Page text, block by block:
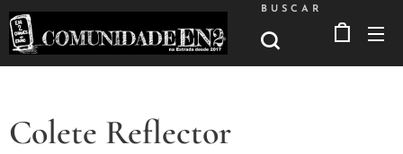
BUSCAR
Colete Reflector